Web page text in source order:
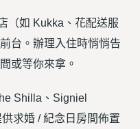
（如 Kukka、花配送服
台。辦理入住時悄悄告
或等你來拿。
Shilla、Signiel
求婚 / 紀念日房間佈置